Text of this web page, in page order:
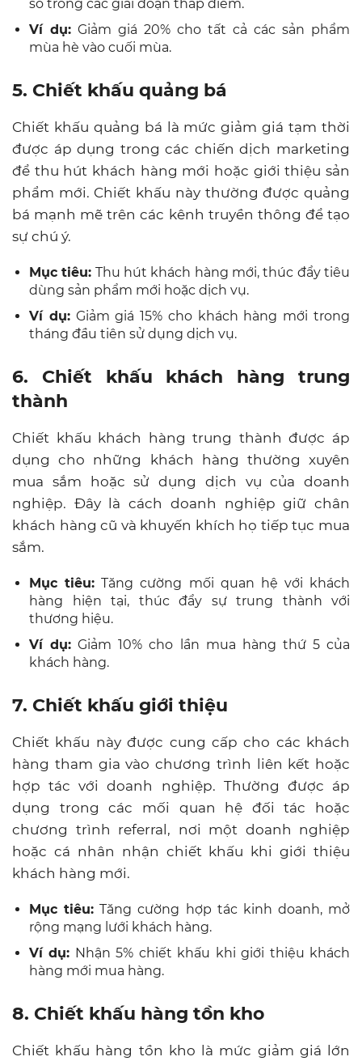
số trong các giai đoạn thấp điểm.
Ví dụ: Giảm giá 20% cho tất cả các sản phẩm
mùa hè vào cuối mùa.
5. Chiết khấu quảng bá
Chiết khấu quảng bá là mức giảm giá tạm thời
được áp dụng trong các chiến dịch marketing
để thu hút khách hàng mới hoặc giới thiệu sản
phẩm mới. Chiết khấu này thường được quảng
bá mạnh mẽ trên các kênh truyền thông để tạo
sự chú ý.
Mục tiêu: Thu hút khách hàng mới, thúc đẩy tiêu
dùng sản phẩm mới hoặc dịch vụ.
Ví dụ:Giảm giá 15% cho khách hàng mới trong
tháng đầu tiên sử dụng dịch vụ.
6. Chiết khấu khách hàng trung
thành
Chiết khấu khách hàng trung thành được áp
dụng cho những khách hàng thường xuyên
mua sắm hoặc sử dụng dịch vụ của doanh
nghiệp. Đây là cách doanh nghiệp giữ chân
khách hàng cũ và khuyến khích họ tiếp tục mua
sắm.
Mục tiêu: Tăng cường mối quan hệ với khách
hàng hiện tại, thúc đẩy sự trung thành với
thương hiệu.
Ví dụ: Giảm 10% cho lần mua hàng thứ 5 của
khách hàng.
7. Chiết khấu giới thiệu
Chiết khấu này được cung cấp cho các khách
hàng tham gia vào chương trình liên kết hoặc
hợp tác với doanh nghiệp. Thường được áp
dụng trong các mối quan hệ đối tác hoặc
chương trình referral, nơi một doanh nghiệp
hoặc cá nhân nhận chiết khấu khi giới thiệu
khách hàng mới.
Mục tiêu: Tăng cường hợp tác kinh doanh, mở
rộng mạng lưới khách hàng.
Ví dụ: Nhận 5% chiết khấu khi giới thiệu khách
hàng mới mua hàng.
8. Chiết khấu hàng tồn kho
Chiết khấu hàng tồn kho là mức giảm giá lớn